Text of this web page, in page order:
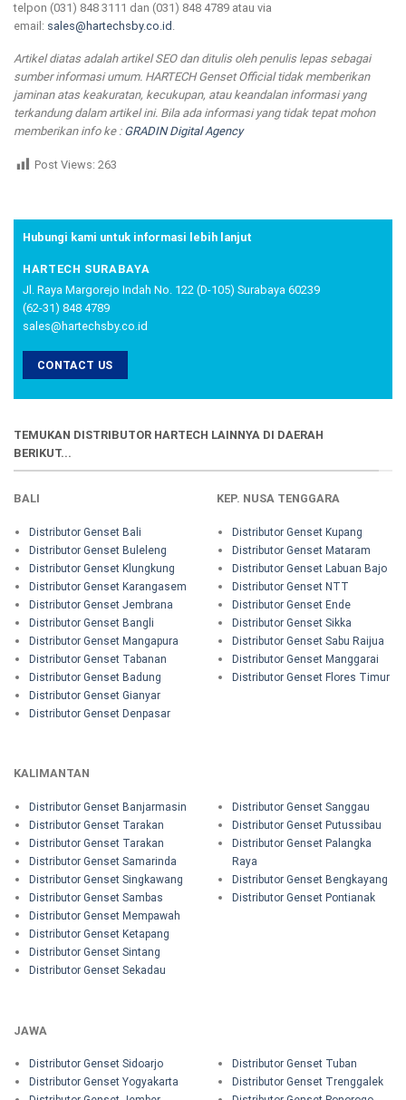
telpon (031) 848 3111 dan (031) 848 4789 atau via
email: sales@hartechsby.co.id
Artikel diatas adalah artikel SEO dan ditulis oleh penulis lepas sebagai
sumber informasi umum. HARTECH Genset Official tidak memberikan
jaminan atas keakuratan, kecukupan, atau keandalan informasi yang
terkandung dalam artikel ini. Bila ada informasi yang tidak tepat mohon
memberikan info ke : GRADIN Digital Agency
Post Views: 263
Hubungi kami untuk informasi lebih lanjut
HARTECH SURABAYA
Jl. Raya Margorejo Indah No. 122 (D-105) Surabaya 60239
(62-31) 848 4789
sales@hartechsby.co.id
CONTACT US
TEMUKAN DISTRIBUTOR HARTECH LAINNYA DI DAERAH
BERIKUT...
BALI
Distributor Genset Bali
Distributor Genset Buleleng
Distributor Genset Klungkung
Distributor Genset Karangasem
Distributor Genset Jembrana
Distributor Genset Bangli
Distributor Genset Mangapura
Distributor Genset Tabanan
Distributor Genset Badung
Distributor Genset Gianyar
Distributor Genset Denpasar
KEP. NUSA TENGGARA
Distributor Genset Kupang
Distributor Genset Mataram
Distributor Genset Labuan Bajo
Distributor Genset NTT
Distributor Genset Ende
Distributor Genset Sikka
Distributor Genset Sabu Raijua
Distributor Genset Manggarai
Distributor Genset Flores Timur
KALIMANTAN
Distributor Genset Banjarmasin
Distributor Genset Tarakan
Distributor Genset Tarakan
Distributor Genset Samarinda
Distributor Genset Singkawang
Distributor Genset Sambas
Distributor Genset Mempawah
Distributor Genset Ketapang
Distributor Genset Sintang
Distributor Genset Sekadau
Distributor Genset Sanggau
Distributor Genset Putussibau
Distributor Genset Palangka
Raya
Distributor Genset Bengkayang
Distributor Genset Pontianak
JAWA
Distributor Genset Sidoarjo
Distributor Genset Yogyakarta
Distributor Genset Tuban
Distributor Genset Trenggalek